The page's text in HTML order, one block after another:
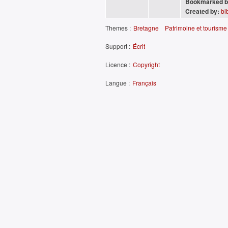
Created by:
Themes : Bretagne Patrimoine et tourisme
Support : Écrit
Licence : Copyright
Langue : Français